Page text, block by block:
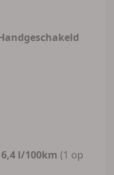
6,4 l/100km (1 op